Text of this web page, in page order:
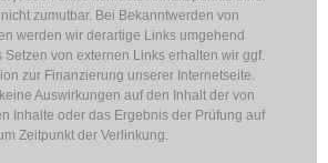
zumutbar. Bei Bekanntwerden von
werden wir derartige Links umgehend
Setzen von externen Links erhalten wir ggf.
zur Finanzierung unserer Internetseite.
Auswirkungen auf den Inhalt der von
Inhalte oder das Ergebnis der Prüfung auf
Zeitpunkt der Verlinkung.